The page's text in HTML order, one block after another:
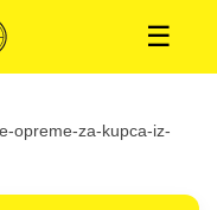
☰
opreme-za-kupca-iz-